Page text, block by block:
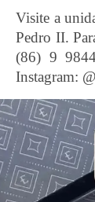
Visite a
Pedro II.
(86) 9
Instagram: